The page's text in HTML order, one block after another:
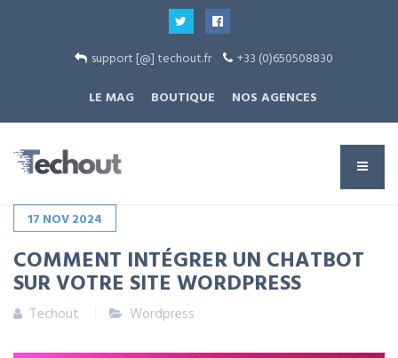
support [@] techout.fr
+33 (0)650508830
LE MAG
BOUTIQUE NOS AGENCES
17 NOV2024
COMMENT INTÉGRER UN CHATBOT
SUR VOTRE SITE WORDPRESS
Techout Wordpress